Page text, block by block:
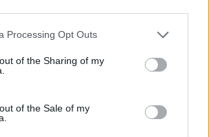
Processing Opt Outs
of the Sharing of my
of the Sale of my
äldre
Bottenplacering i ny
försäkringsbolag